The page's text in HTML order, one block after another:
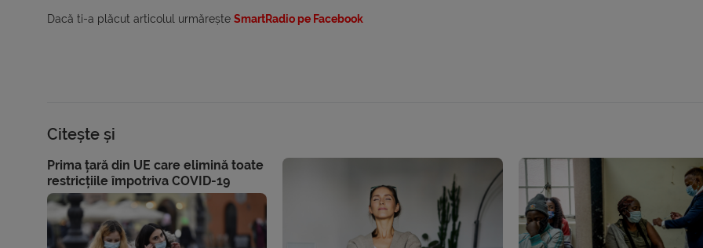
Dacă ti-a plăcut articolul urmărește SmartRadio pe Facebook
Citește și
Prima țară din UE care elimină toate
restricțiile împotriva COVID-19